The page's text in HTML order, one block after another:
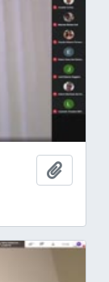
Add to